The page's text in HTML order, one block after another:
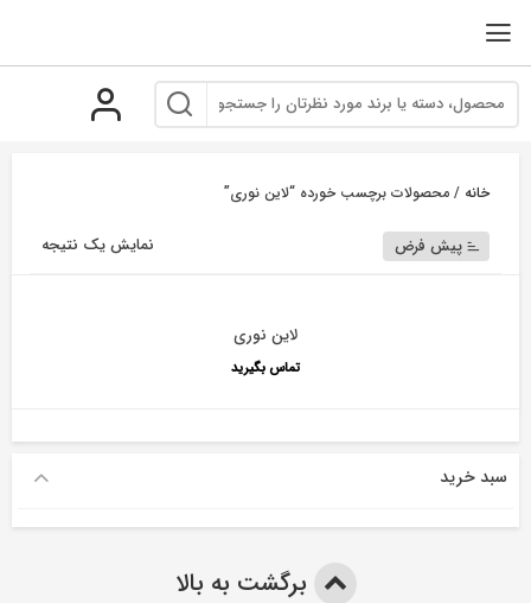
خانه / محصولات برچسب خورده “لاین نوری”
نمایش یک نتیجه پیش فرض
لاین نوری
تماس بگیرید
سبد خرید
برگشت به بالا